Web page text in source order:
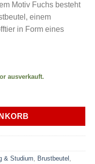
€.
Motiv Fuchs besteht
einem
in Form eines
ausverkauft.
& Studium, Brustbeutel ,